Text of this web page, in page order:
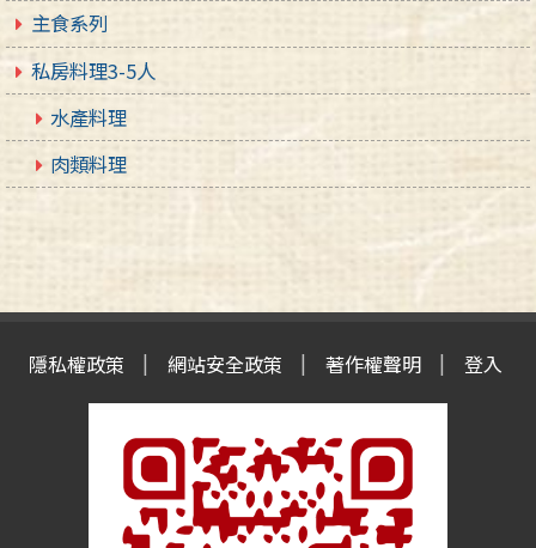
主食系列
私房料理3-5人
水產料理
肉類料理
隱私權政策 網站安全政策 著作權聲明 登入